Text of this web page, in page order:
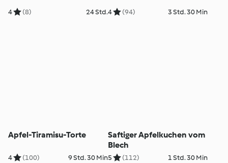
4 (8) 24 Std.4 (94) 3 Std. 30 Min
Apfel-Tiramisu-Torte
4 (100) 9 Std. 30 Min
Saftiger Apfelkuchen vom
Blech
5 (112) 1 Std. 30 Min